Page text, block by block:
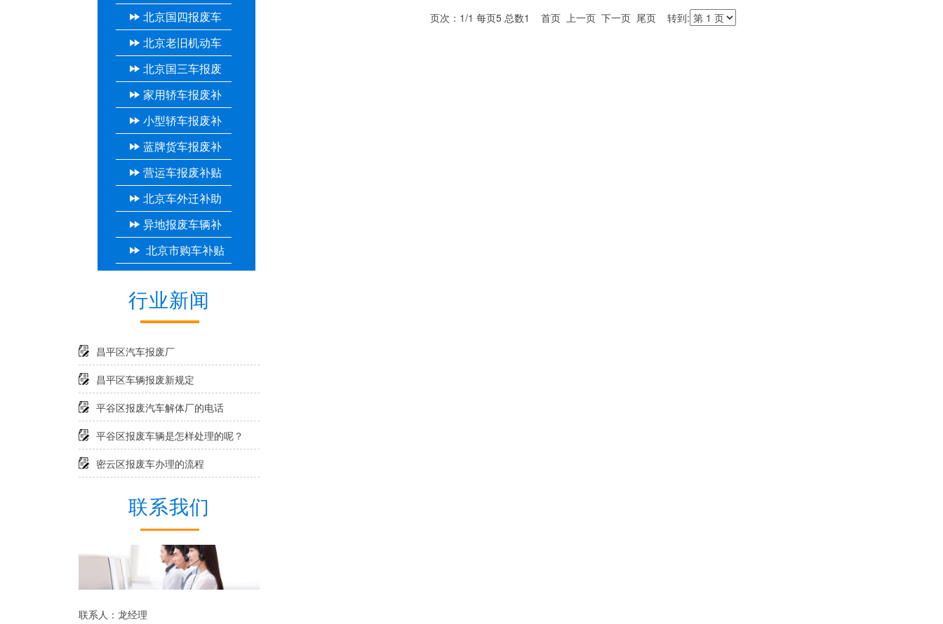
补贴北京国四报废车
补贴北京老旧机动车
报废补贴
北京国三车报废
补贴家用轿车报废补
贴 小型轿车报废补
贴 蓝牌货车报废补
贴 营运车报废补贴
北京车外迁补助
多少钱
异地报废车辆补
贴 北京市购车补贴
行业新闻
昌平区汽车报废厂
昌平区车辆报废新规定
平谷区报废汽车解体厂的电话
平谷区报废车辆是怎样处理的呢？
密云区报废车办理的流程
联系我们
联系人：龙经理
页次：1/1 每页5 总数1 首页 上一页 下一页 尾页 转到: